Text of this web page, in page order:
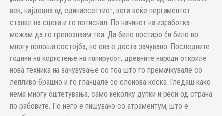
век, најдоцна од единаесеттиот, кога веќе пергаментот
стапил на сцена и го потиснал. По начинот на изработка
можам да го препознаам тоа. Да било постаро би било во
многу полоша состојба, но ова е доста зачувано. Последните
години на користење на папирусот, древните народи откриле
нова техника на зачувување со тоа што го премачкувале со
лепливо брашно и го гланцале со слонова коска. Гледаш како
нема многу оштетувања, само неколку дупки и реси од страна
по рабовите. По него е пишувано со атраментум, што е